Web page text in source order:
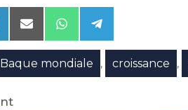
Share
on
Email
Share
on
WhatsApp
Share
on
Telegram
Baque mondiale , croissance ,